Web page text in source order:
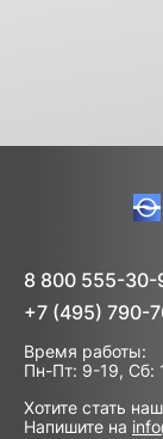
8 800 555-30-
+7 (495) 790-
Время работы:
Пн-Пт: 9-19, Сб:
Хотите стать
Напишите на